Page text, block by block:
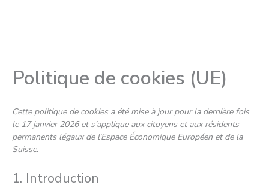
Politique de cookies (UE)
Cette politique de cookies a été mise à jour pour la dernière fois
le 17 janvier 2026 et s’applique aux citoyens et aux résidents
permanents légaux de l’Espace Économique Européen et de la
Suisse.
1. Introduction